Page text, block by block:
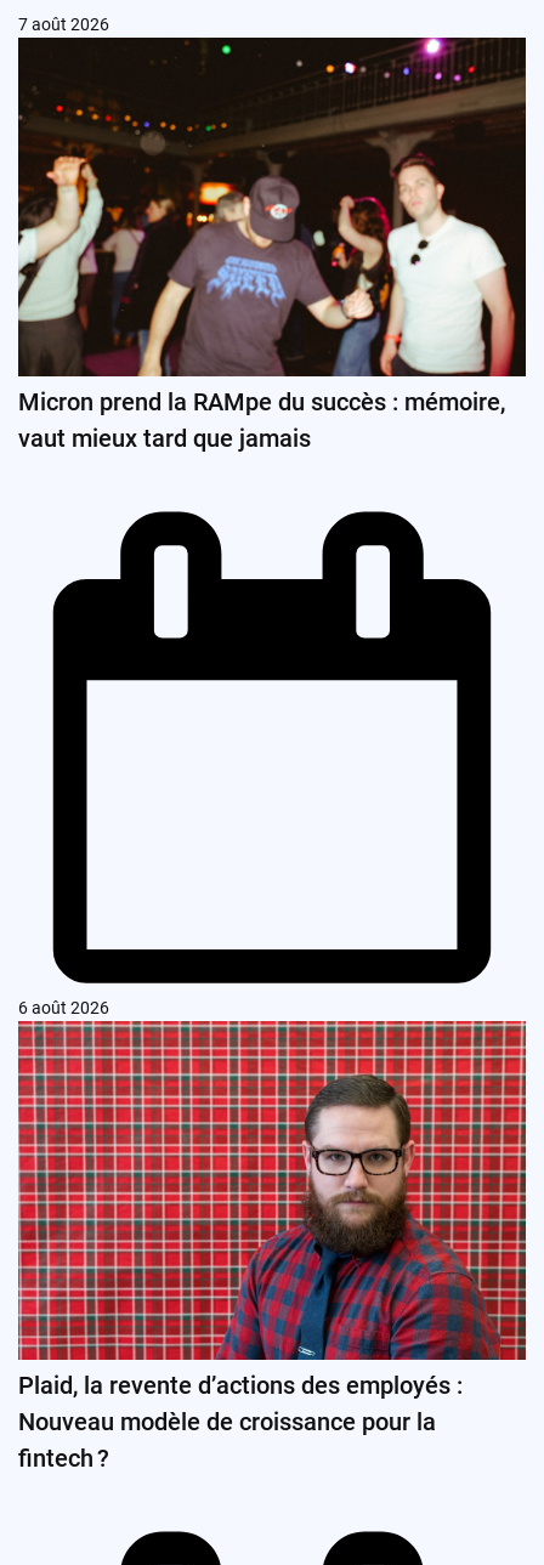
7 août 2026
Micron prend la RAMpe du succès : mémoire,
vaut mieux tard que jamais
6 août 2026
Plaid, la revente d’actions des employés :
Nouveau modèle de croissance pour la
fintech ?